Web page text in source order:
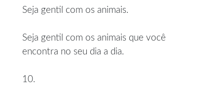
Seja gentil com os animais.
Seja gentil com os animais que você
encontra no seu dia a dia.
10.